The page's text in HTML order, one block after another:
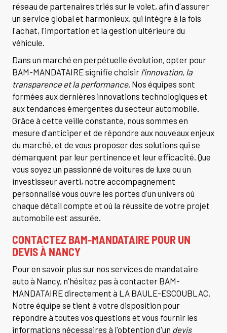
réseau de partenaires triés sur le volet, afin d'assurer
un service global et harmonieux, qui intègre à la fois
l'achat, l'importation et la gestion ultérieure du
véhicule.
Dans un marché en perpétuelle évolution, opter pour
BAM-MANDATAIRE signifie choisir l'innovation, la
transparence et la performance. Nos équipes sont
formées aux dernières innovations technologiques et
aux tendances émergentes du secteur automobile.
Grâce à cette veille constante, nous sommes en
mesure d'anticiper et de répondre aux nouveaux enjeux
du marché, et de vous proposer des solutions qui se
démarquent par leur pertinence et leur efficacité. Que
vous soyez un passionné de voitures de luxe ou un
investisseur averti, notre accompagnement
personnalisé vous ouvre les portes d'un univers où
chaque détail compte et où la réussite de votre projet
automobile est assurée.
CONTACTEZ BAM-MANDATAIRE POUR UN
DEVIS À NANCY
Pour en savoir plus sur nos services de mandataire
auto à Nancy, n'hésitez pas à contacter BAM-
MANDATAIRE directement à LA BAULE-ESCOUBLAC.
Notre équipe se tient à votre disposition pour
répondre à toutes vos questions et vous fournir les
informations nécessaires à l'obtention d'un devis